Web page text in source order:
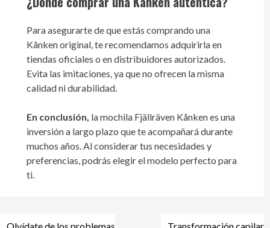
Para asegurarte de que estás comprando una
Kånken original, te recomendamos adquirirla en
tiendas oficiales o en distribuidores autorizados.
Evita las imitaciones, ya que no ofrecen la misma
calidad ni durabilidad.
En conclusión, la mochila Fjällräven Kånken es una
inversión a largo plazo que te acompañará durante
muchos años. Al considerar tus necesidades y
preferencias, podrás elegir el modelo perfecto para
ti.
Olvídate de los problemas Transformación capilar